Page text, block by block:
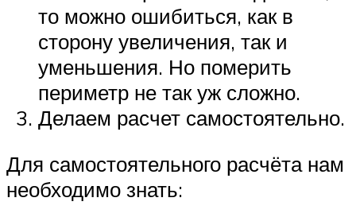
то можно ошибиться, как в
сторону увеличения, так и
уменьшения. Но померить
периметр не так уж сложно.
Делаем расчет самостоятельно.
Для самостоятельного расчёта нам
необходимо знать: